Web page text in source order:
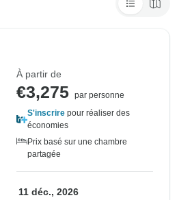
À partir de
€3,275 par personne
S'inscrire pour réaliser des
économies
Prix basé sur une chambre
partagée
11 déc., 2026